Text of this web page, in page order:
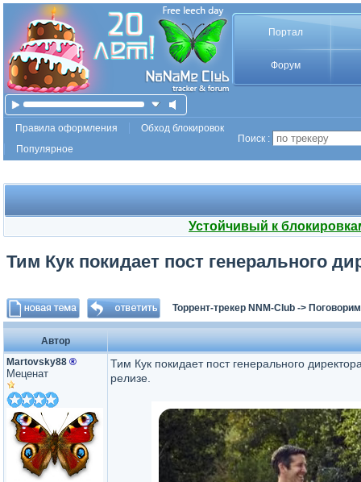
Портал
Форум
Правила оформления
Обход блокировок
Популярное
Поиск :
Устойчивый к
Тим Кук покидает пост генерального
Торрент-трекер NNM-Club -> Поговорим
Автор
Martovsky88 ®
Меценат
Тим Кук покидает пост генерального
релизе.